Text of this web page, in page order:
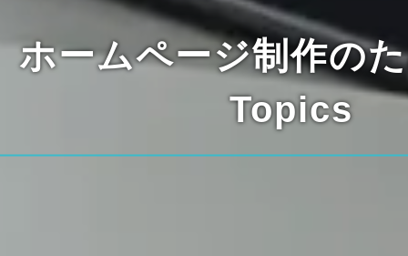
ホームページ制作の
Topics